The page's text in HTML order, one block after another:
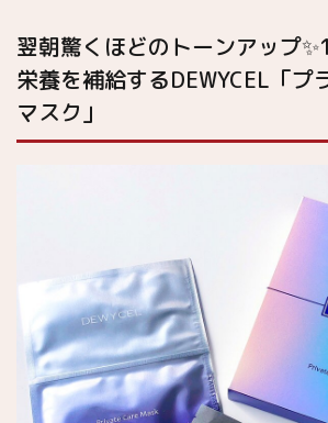
翌朝驚くほどのトーンアップ
栄養を補給するDEWYCEL「プ
マスク」